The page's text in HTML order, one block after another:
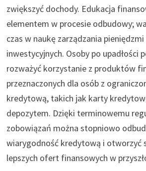
zwiększyć dochody. Edukacja
elementem w procesie odbudowy;
czas w naukę zarządzania
inwestycyjnych. Osoby po upadłości
rozważyć korzystanie z produktów
przeznaczonych dla osób z
kredytową, takich jak karty
depozytem. Dzięki terminowemu
zobowiązań można stopniowo
wiarygodność kredytową i otworzyć
lepszych ofert finansowych w